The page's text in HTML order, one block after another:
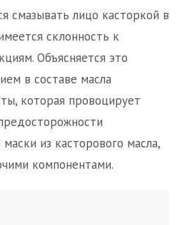
смазывать лицо касторкой в
склонность к
Объясняется это
в составе масла
которая провоцирует
из касторового масла,
компонентами.